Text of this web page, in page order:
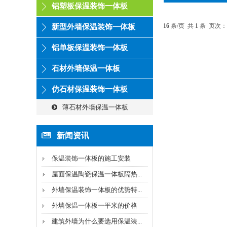
铝塑板保温装饰一体板
新型外墙保温装饰一体板
铝单板保温装饰一体板
石材外墙保温一体板
仿石材保温装饰一体板
薄石材外墙保温一体板
新闻资讯
保温装饰一体板的施工安装
屋面保温陶瓷保温一体板隔热...
外墙保温装饰一体板的优势特...
外墙保温一体板一平米的价格
建筑外墙为什么要选用保温装...
16 条/页 共 1 条 页次：